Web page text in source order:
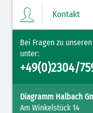
Cholinergika
Antiemetika (salmon)
Verschiedene
Antikoagulantien
Rahmen)
Antikoagulantien
Kontakt
Bei Fragen zu
unter:
+49(0)2304/
Diagramm Halbach
Am Winkelstück 14